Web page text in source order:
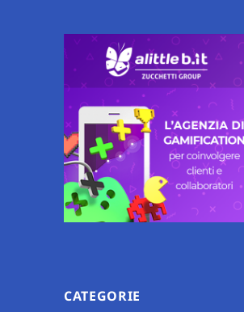
CATEGORIE